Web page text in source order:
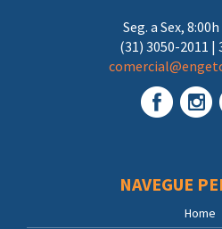
Seg. a Sex,
(31) 3050-2011 |
NAVEGUE
Home